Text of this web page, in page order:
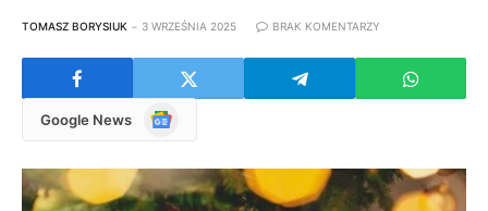
TOMASZ BORYSIUK 3 WRZEŚNIA 2025 BRAK KOMENTARZY
Google News
Google